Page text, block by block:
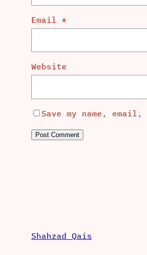
Email *
Website
Save my name,
Shahzad Qais